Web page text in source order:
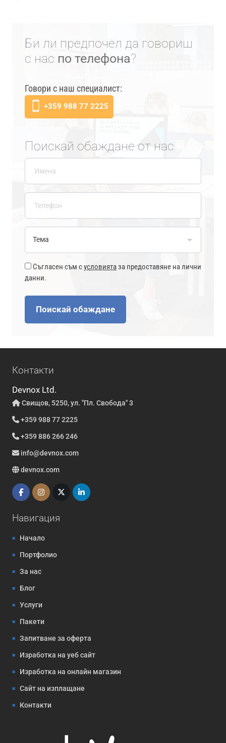
Би ли предпочел да говориш
с нас по телефона?
Говори с наш специалист:
+359 988 77 2225
Поискай обаждане от нас
Съгласен съм сусловиятаза предоставяне на лични
данни.
Поискай обаждане
Контакти
Devnox Ltd.
Свищов, 5250, ул. "Пл. Свобода" 3
+359 988 77 2225
+359 886 266 246
info@devnox.com
devnox.com
Навигация
Начало
Портфолио
За нас
Блог
Услуги
Пакети
Запитване за оферта
Изработка на уеб сайт
Изработка на онлайн магазин
Сайт на изплащане
Контакти